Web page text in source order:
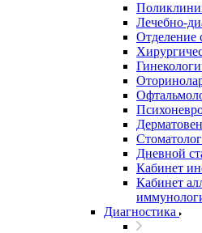
Лечебно-
Отделение
Дневной
Кабинет
Кабинет
Диагностика